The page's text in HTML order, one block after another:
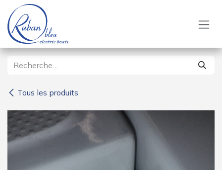
Se rendre au contenu
Tous les produits